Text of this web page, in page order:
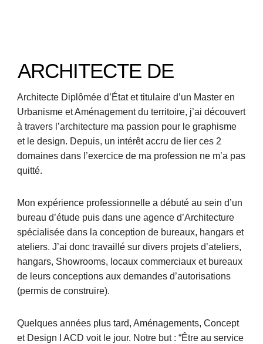
ARCHITECTE DE
Architecte Diplômée d’État et titulaire d’un Master en
Urbanisme et Aménagement du territoire, j’ai découvert
à travers l’architecture ma passion pour le graphisme
et le design. Depuis, un intérêt accru de lier ces 2
domaines dans l’exercice de ma profession ne m’a pas
quitté.
Mon expérience professionnelle a débuté au sein d’un
bureau d’étude puis dans une agence d’Architecture
spécialisée dans la conception de bureaux, hangars et
ateliers. J’ai donc travaillé sur divers projets d’ateliers,
hangars, Showrooms, locaux commerciaux et bureaux
de leurs conceptions aux demandes d’autorisations
(permis de construire).
Quelques années plus tard, Aménagements, Concept
et Design I ACD voit le jour. Notre but : “Être au service